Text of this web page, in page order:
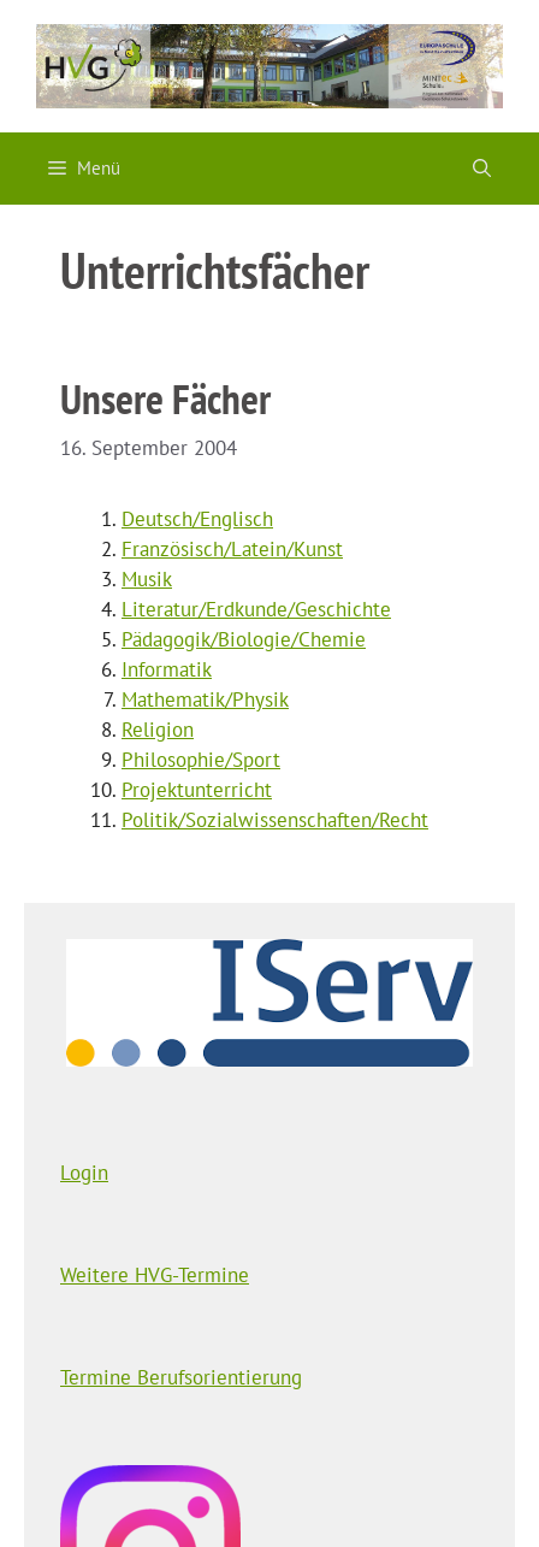
Inhalt
springen
Menü
Unterrichtsfächer
Unsere Fächer
16. September 2004
Deutsch/Englisch
Französisch/Latein/Kunst
Musik
Literatur/Erdkunde/Geschichte
Pädagogik/Biologie/Chemie
Informatik
Mathematik/Physik
Religion
Philosophie/Sport
Projektunterricht
Politik/Sozialwissenschaften/Recht
Login
Weitere HVG-Termine
Termine Berufsorientierung